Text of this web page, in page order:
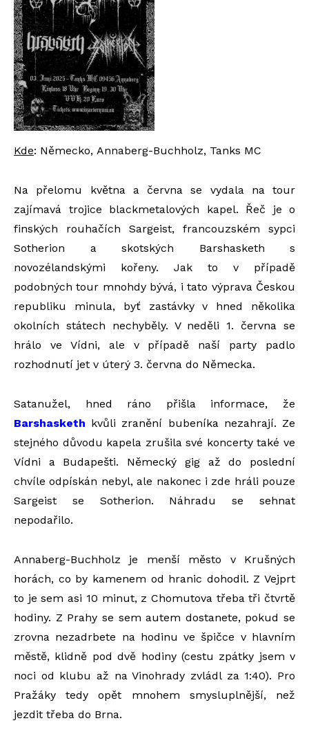
Kde: Německo, Annaberg-Buchholz, Tanks MC
Na přelomu května a června se vydala na tour
zajímavá trojice blackmetalových kapel. Řeč je o
finských rouhačích Sargeist, francouzském sypci
Sotherion a skotských Barshasketh s
novozélandskými kořeny. Jak to v případě
podobných tour mnohdy bývá, i tato výprava Českou
republiku minula, byť zastávky v hned několika
okolních státech nechyběly. V neděli 1. června se
hrálo ve Vídni, ale v případě naší party padlo
rozhodnutí jet v úterý 3. června do Německa.
Satanužel, hned ráno přišla informace, že
Barshasketh kvůli zranění bubeníka nezahrají. Ze
stejného důvodu kapela zrušila své koncerty také ve
Vídni a Budapešti. Německý gig až do poslední
chvíle odpískán nebyl, ale nakonec i zde hráli pouze
Sargeist se Sotherion. Náhradu se sehnat
nepodařilo.
Annaberg-Buchholz je menší město v Krušných
horách, co by kamenem od hranic dohodil. Z Vejprt
to je sem asi 10 minut, z Chomutova třeba tři čtvrtě
hodiny. Z Prahy se sem autem dostanete, pokud se
zrovna nezadrbete na hodinu ve špičce v hlavním
městě, klidně pod dvě hodiny (cestu zpátky jsem v
noci od klubu až na Vinohrady zvládl za 1:40). Pro
Pražáky tedy opět mnohem smysluplnější, než
jezdit třeba do Brna.